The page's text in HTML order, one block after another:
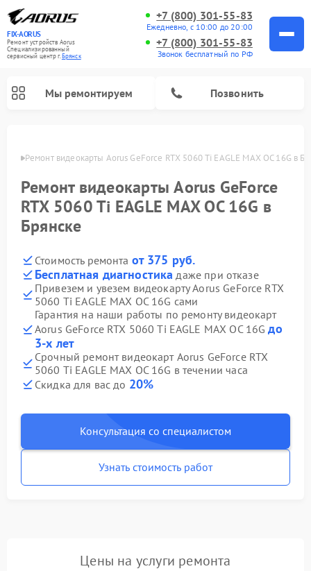
FIX-AORUS
Ремонт устройств Aorus
Специализированный
cервисный центр г.Брянск
+7 (800) 301-55-83
Ежедневно, с 10:00 до 20:00
+7 (800) 301-55-83
Звонок бесплатный по РФ
Мы ремонтируем Позвонить
Ремонт видеокарты Aorus GeForce RTX 5060 Ti EAGLE MAX OC 16G в
Ремонт видеокарты Aorus GeForce
RTX 5060 Ti EAGLE MAX OC 16G в
Брянске
Стоимость ремонта от 375 руб.
Бесплатная диагностика даже при отказе
Привезем и увезем видеокарту Aorus GeForce RTX
5060 Ti EAGLE MAX OC 16G сами
Гарантия на наши работы по ремонту видеокарт
Aorus GeForce RTX 5060 Ti EAGLE MAX OC 16Gдо
3-х лет
Срочный ремонт видеокарт Aorus GeForce RTX
5060 Ti EAGLE MAX OC 16G в течении часа
Скидка для вас до 20%
Консультация со специалистом
Узнать стоимость работ
Цены на услуги ремонта